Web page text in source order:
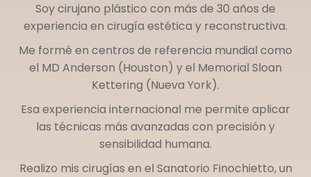
Soy cirujano plástico con más de 30 años de
experiencia en cirugía estética y reconstructiva.
Me formé en centros de referencia mundial como
el MD Anderson (Houston) y el Memorial Sloan
Kettering (Nueva York).
Esa experiencia internacional me permite aplicar
las técnicas más avanzadas con precisión y
sensibilidad humana.
Realizo mis cirugías en el Sanatorio Finochietto, un